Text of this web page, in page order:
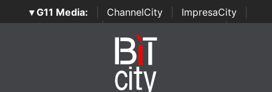
▾ G11 Media: ChannelCity ImpresaCity
SecurityOpenLab | Italian Channel Awards | Italian
Italian Security Awards